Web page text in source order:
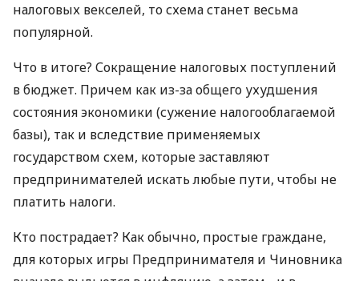
налоговых векселей, то схема станет весьма
популярной.
Что в итоге? Сокращение налоговых поступлений
в бюджет. Причем как из-за общего ухудшения
состояния экономики (сужение налогооблагаемой
базы), так и вследствие применяемых
государством схем, которые заставляют
предпринимателей искать любые пути, чтобы не
платить налоги.
Кто пострадает? Как обычно, простые граждане,
для которых игры Предпринимателя и Чиновника